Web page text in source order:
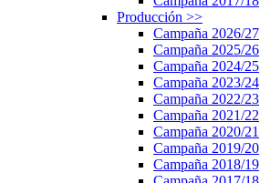
Producción >>
Campaña 2026/27
Campaña 2025/26
Campaña 2024/25
Campaña 2023/24
Campaña 2022/23
Campaña 2021/22
Campaña 2020/21
Campaña 2019/20
Campaña 2018/19